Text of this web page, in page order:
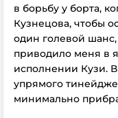
в борьбу у борта,
Кузнецова, чтобы
один голевой
приводило меня в
исполнении Кузи.
упрямого
минимально